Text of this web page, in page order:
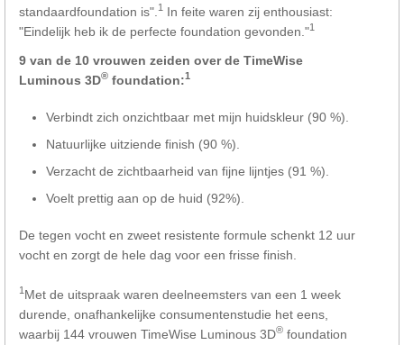
standaardfoundation is". 1
In feite waren zij enthousiast:
"Eindelijk heb ik de perfecte foundation gevonden."1
9 van de 10 vrouwen zeiden over de TimeWise
Luminous 3D® foundation:1
Verbindt zich onzichtbaar met mijn huidskleur (90 %).
Natuurlijke uitziende finish (90 %).
Verzacht de zichtbaarheid van fijne lijntjes (91 %).
Voelt prettig aan op de huid (92%).
De tegen vocht en zweet resistente formule schenkt 12 uur
vocht en zorgt de hele dag voor een frisse finish.
1 Met de uitspraak waren deelneemsters van een 1 week
durende, onafhankelijke consumentenstudie het eens,
waarbij 144 vrouwen TimeWise Luminous 3D® foundation